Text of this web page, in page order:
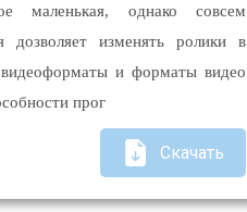
маленькая, однако совсем
дозволяет изменять ролики в
и форматы видео
прог
Скачать